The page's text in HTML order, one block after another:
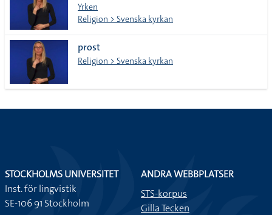
lista
Yrken
Religion > Svenska kyrkan
prost
Religion > Svenska kyrkan
STOCKHOLMS UNIVERSITET
Inst. för lingvistik
SE-106 91 Stockholm
ANDRA WEBBPLATSER
STS-korpus
Gilla Tecken